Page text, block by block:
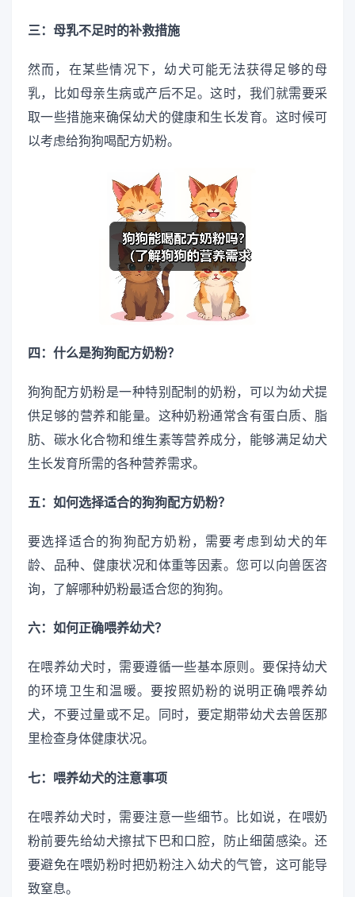
三：母乳不足时的补救措施
然而，在某些情况下，幼犬可能无法获得足够的母
乳，比如母亲生病或产后不足。这时，我们就需要采
取一些措施来确保幼犬的健康和生长发育。这时候可
以考虑给狗狗喝配方奶粉。
四：什么是狗狗配方奶粉？
狗狗配方奶粉是一种特别配制的奶粉，可以为幼犬提
供足够的营养和能量。这种奶粉通常含有蛋白质、脂
肪、碳水化合物和维生素等营养成分，能够满足幼犬
生长发育所需的各种营养需求。
五：如何选择适合的狗狗配方奶粉？
要选择适合的狗狗配方奶粉，需要考虑到幼犬的年
龄、品种、健康状况和体重等因素。您可以向兽医咨
询，了解哪种奶粉最适合您的狗狗。
六：如何正确喂养幼犬？
在喂养幼犬时，需要遵循一些基本原则。要保持幼犬
的环境卫生和温暖。要按照奶粉的说明正确喂养幼
犬，不要过量或不足。同时，要定期带幼犬去兽医那
里检查身体健康状况。
七：喂养幼犬的注意事项
在喂养幼犬时，需要注意一些细节。比如说，在喂奶
粉前要先给幼犬擦拭下巴和口腔，防止细菌感染。还
要避免在喂奶粉时把奶粉注入幼犬的气管，这可能导
致窒息。